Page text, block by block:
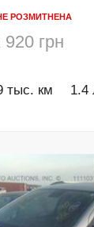
РОЗМИТНЕНА
грн
тыс. км 1.4